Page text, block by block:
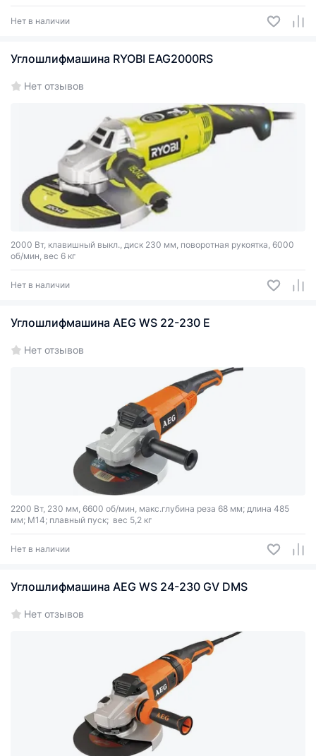
Нет в наличии
Углошлифмашина RYOBI EAG2000RS
Нет отзывов
2000 Вт, клавишный выкл., диск 230 мм, поворотная рукоятка, 6000
об/мин, вес 6 кг
Нет в наличии
Углошлифмашина AEG WS 22-230 E
Нет отзывов
2200 Вт, 230 мм, 6600 об/мин, макс.глубина реза 68 мм; длина 485
мм; М14; плавный пуск; вес 5,2 кг
Нет в наличии
Углошлифмашина AEG WS 24-230 GV DMS
Нет отзывов